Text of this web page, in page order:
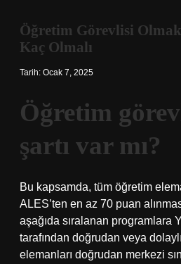
Öğretim Görevlisi
Kaç Olmalı
Tarih: Ocak 7, 2025
Öğretim
şartı var mı?
Bu kapsamda, tüm öğretim
ALES’ten en az 70 puan
aşağıda sıralanan programlara
tarafından doğrudan veya
elemanları doğrudan merkezi